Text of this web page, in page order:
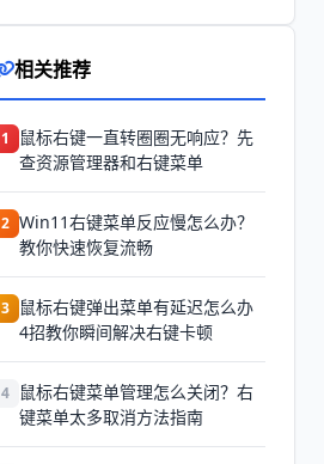
相关推荐
1
鼠标右键一直转圈圈无响应？先
查资源管理器和右键菜单
2 Win11右键菜单反应慢怎么办？
教你快速恢复流畅
3
鼠标右键弹出菜单有延迟怎么办
4招教你瞬间解决右键卡顿
4
鼠标右键菜单管理怎么关闭？右
键菜单太多取消方法指南